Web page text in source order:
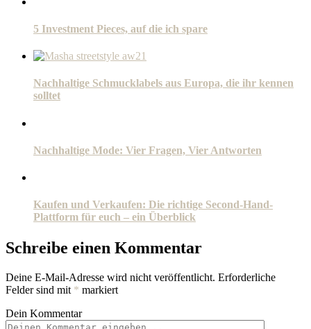
5 Investment Pieces, auf die ich spare
Nachhaltige Schmucklabels aus Europa, die ihr kennen
solltet
Nachhaltige Mode: Vier Fragen, Vier Antworten
Kaufen und Verkaufen: Die richtige Second-Hand-
Plattform für euch – ein Überblick
Schreibe einen Kommentar
Deine E-Mail-Adresse wird nicht veröffentlicht. Erforderliche
Felder sind mit * markiert
Dein Kommentar